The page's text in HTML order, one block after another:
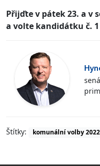
Přijďte v pátek 23. a v
a volte kandidátku č. 1
Štítky: komunální volby 2022